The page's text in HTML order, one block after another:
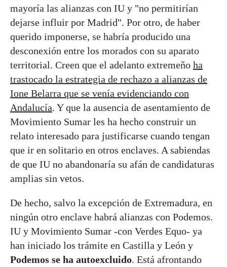
mayoría las alianzas con IU y "no permitirían
dejarse influir por Madrid". Por otro, de haber
querido imponerse, se habría producido una
desconexión entre los morados con su aparato
territorial. Creen que el adelanto extremeño ha
trastocado la estrategia de rechazo a alianzas de
Ione Belarra que se venía evidenciando con
Andalucía. Y que la ausencia de asentamiento de
Movimiento Sumar les ha hecho construir un
relato interesado para justificarse cuando tengan
que ir en solitario en otros enclaves. A sabiendas
de que IU no abandonaría su afán de candidaturas
amplias sin vetos.
De hecho, salvo la excepción de Extremadura, en
ningún otro enclave habrá alianzas con Podemos.
IU y Movimiento Sumar -con Verdes Equo- ya
han iniciado los trámite en Castilla y León y
Podemos se ha autoexcluido. Está afrontando